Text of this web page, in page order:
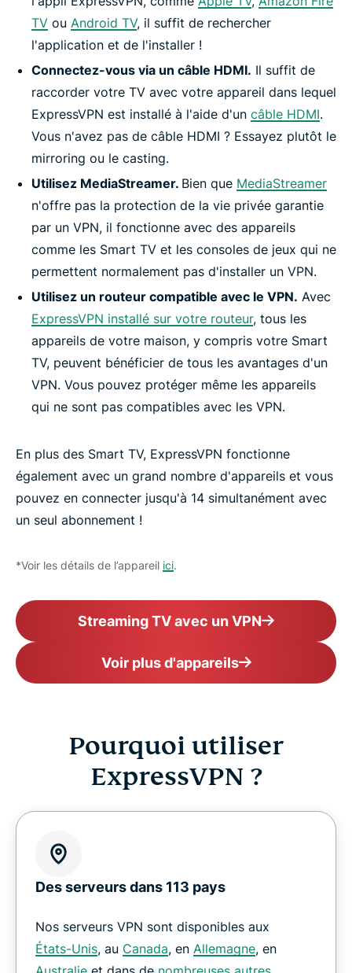
TV ou Android TV, il suffit de rechercher
l'application et de l'installer !
Connectez-vous via un câble HDMI. Il suffit de
raccorder votre TV avec votre appareil dans lequel
ExpressVPN est installé à l'aide d'un câble HDMI.
Vous n'avez pas de câble HDMI ? Essayez plutôt le
mirroring ou le casting.
Utilisez MediaStreamer. Bien que MediaStreamer
n'offre pas la protection de la vie privée garantie
par un VPN, il fonctionne avec des appareils
comme les Smart TV et les consoles de jeux qui ne
permettent normalement pas d'installer un VPN.
Utilisez un routeur compatible avec le VPN. Avec
ExpressVPN installé sur votre routeur, tous les
appareils de votre maison, y compris votre Smart
TV, peuvent bénéficier de tous les avantages d'un
VPN. Vous pouvez protéger même les appareils
qui ne sont pas compatibles avec les VPN.
En plus des Smart TV, ExpressVPN fonctionne
également avec un grand nombre d'appareils et vous
pouvez en connecter jusqu'à 14 simultanément avec
un seul abonnement !
*Voir les détails de l’appareil ici.
Streaming TV avec un VPN
Voir plus d'appareils
Pourquoi utiliser
ExpressVPN ?
Des serveurs dans 113 pays
Nos serveurs VPN sont disponibles aux
États-Unis, au Canada, en Allemagne, en